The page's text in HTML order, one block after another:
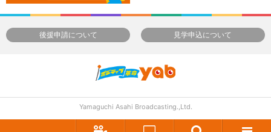
後援申請について 見学申込について
Yamaguchi Asahi Broadcasting.,Ltd.